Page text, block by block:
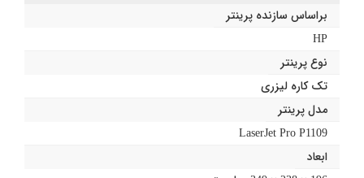
براساس سازنده پرینتر
HP
نوع پرینتر
تک کاره لیزری
مدل پرینتر
LaserJet Pro P1109
ابعاد